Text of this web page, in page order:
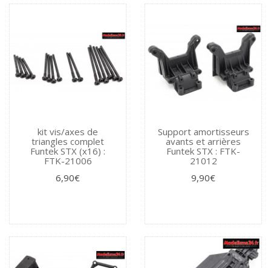
kit vis/axes de
triangles complet
Funtek STX (x16) :
FTK-21006
6,90€
Support amortisseurs
avants et arrières
Funtek STX : FTK-
21012
9,90€